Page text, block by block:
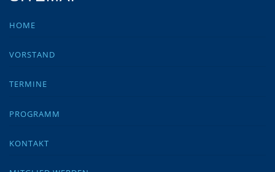
HOME
VORSTAND
TERMINE
PROGRAMM
KONTAKT